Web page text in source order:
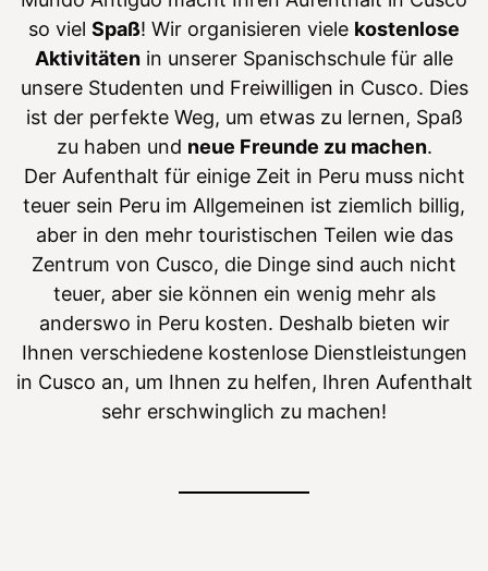
so viel Spaß! Wir organisieren viele kostenlose
Aktivitäten in unserer Spanischschule für alle
unsere Studenten und Freiwilligen in Cusco. Dies
ist der perfekte Weg, um etwas zu lernen, Spaß
zu haben und neue Freunde zu machen.
Der Aufenthalt für einige Zeit in Peru muss nicht
teuer sein Peru im Allgemeinen ist ziemlich billig,
aber in den mehr touristischen Teilen wie das
Zentrum von Cusco, die Dinge sind auch nicht
teuer, aber sie können ein wenig mehr als
anderswo in Peru kosten. Deshalb bieten wir
Ihnen verschiedene kostenlose Dienstleistungen
in Cusco an, um Ihnen zu helfen, Ihren Aufenthalt
sehr erschwinglich zu machen!